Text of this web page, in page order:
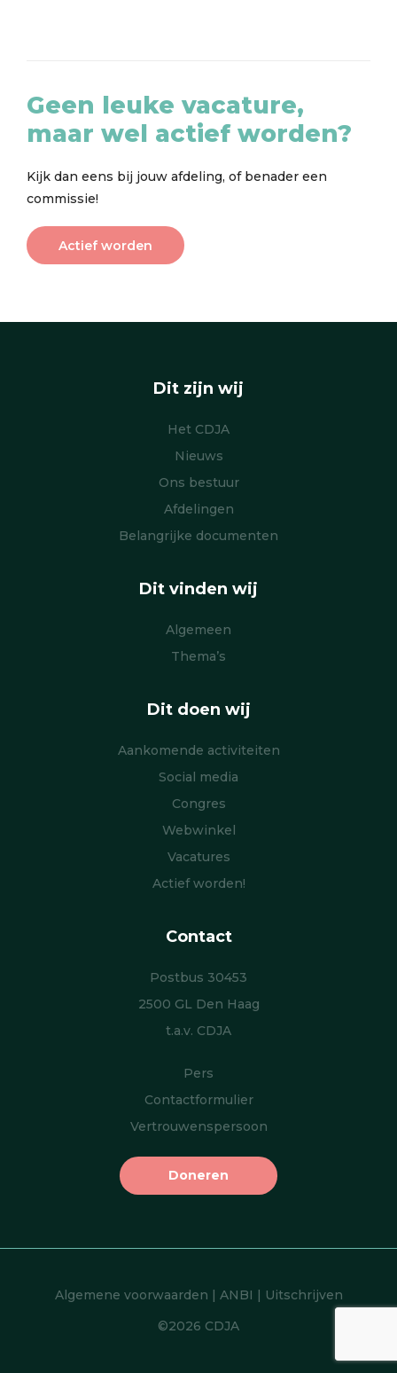
Geen leuke vacature,
maar wel actief worden?
Kijk dan eens bij jouw afdeling, of benader een
commissie!
Actief worden
Dit zijn wij
Het CDJA
Nieuws
Ons bestuur
Afdelingen
Belangrijke documenten
Dit vinden wij
Algemeen
Thema’s
Dit doen wij
Aankomende activiteiten
Social media
Congres
Webwinkel
Vacatures
Actief worden!
Contact
Postbus 30453
2500 GL Den Haag
t.a.v. CDJA
Pers
Contactformulier
Vertrouwenspersoon
Doneren
Algemene voorwaarden | ANBI | Uitschrijven
©2026 CDJA
Item toegevoegd aan winkelwagen.